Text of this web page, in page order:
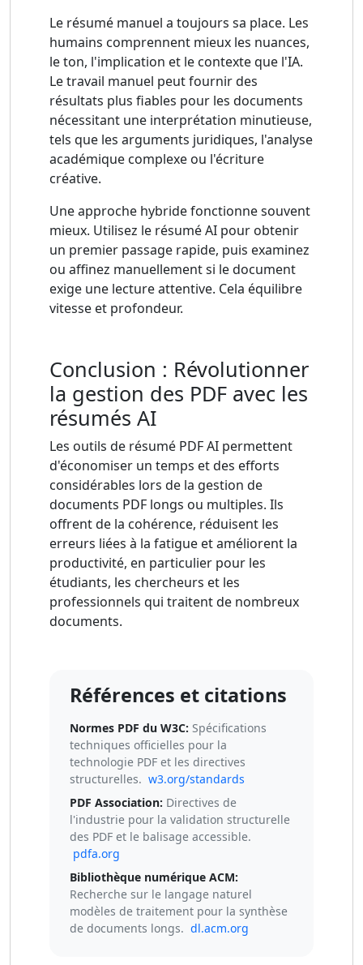
Le résumé manuel a toujours sa place. Les
humains comprennent mieux les nuances,
le ton, l'implication et le contexte que l'IA.
Le travail manuel peut fournir des
résultats plus fiables pour les documents
nécessitant une interprétation minutieuse,
tels que les arguments juridiques, l'analyse
académique complexe ou l'écriture
créative.
Une approche hybride fonctionne souvent
mieux. Utilisez le résumé AI pour obtenir
un premier passage rapide, puis examinez
ou affinez manuellement si le document
exige une lecture attentive. Cela équilibre
vitesse et profondeur.
Conclusion : Révolutionner
la gestion des PDF avec les
résumés AI
Les outils de résumé PDF AI permettent
d'économiser un temps et des efforts
considérables lors de la gestion de
documents PDF longs ou multiples. Ils
offrent de la cohérence, réduisent les
erreurs liées à la fatigue et améliorent la
productivité, en particulier pour les
étudiants, les chercheurs et les
professionnels qui traitent de nombreux
documents.
Références et citations
Normes PDF du W3C: Spécifications
techniques officielles pour la
technologie PDF et les directives
structurelles. w3.org/standards
PDF Association: Directives de
l'industrie pour la validation structurelle
des PDF et le balisage accessible.
pdfa.org
Bibliothèque numérique ACM:
Recherche sur le langage naturel
modèles de traitement pour la synthèse
de documents longs. dl.acm.org